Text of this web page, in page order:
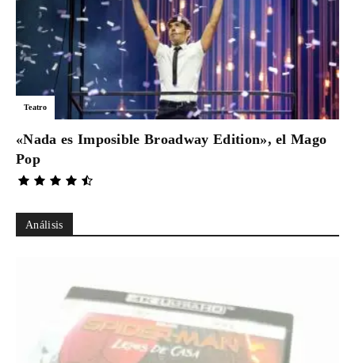
Teatro
«Nada es Imposible Broadway Edition», el Mago
Pop
Análisis